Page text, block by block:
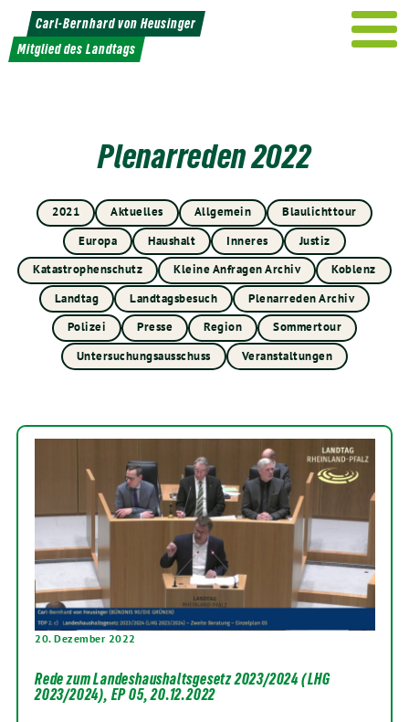
Weiter
zum
Inhalt
Carl-Bernhard von Heusinger
Mitglied des Landtags
Plenarreden 2022
2021 Aktuelles Allgemein
Blaulichttour
Europa
Haushalt Inneres
Justiz
Katastrophenschutz
Kleine Anfragen Archiv
Koblenz
Landtag
Landtagsbesuch
Plenarreden Archiv
Polizei
Presse Region
Sommertour
Untersuchungsausschuss
Veranstaltungen
20. Dezember 2022
Rede zum Landeshaushaltsgesetz 2023/2024 (LHG
2023/2024), EP 05, 20.12.2022